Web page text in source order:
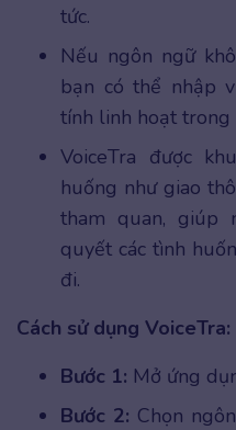
tức.
Nếu ngôn ngữ
bạn có thể nhập
tính linh hoạt trong
VoiceTra được
huống như giao
tham quan, giúp
quyết các tình
đi.
Cách sử dụng VoiceTra:
Bước 1: Mở ứng
Bước 2: Chọn